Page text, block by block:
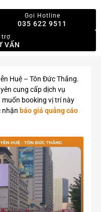
Gọi Hotline
035 622 9511
trợ
VẤN
Huệ – Tôn Đức Thắng.
cung cấp dịch vụ
muốn booking vị trí này
nhận báo giá quảng cáo